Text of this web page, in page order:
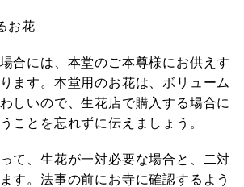
お花
合には、本堂のご本尊様にお供えす
ます。本堂用のお花は、ボリューム
しいので、生花店で購入する場合に
ことを忘れずに伝えましょう。
て、生花が一対必要な場合と、二対
す。法事の前にお寺に確認するよう